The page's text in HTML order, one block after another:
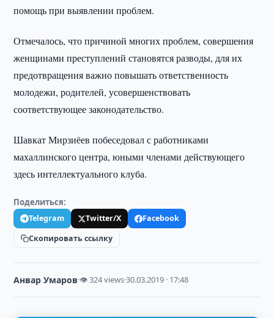
помощь при выявлении проблем.
Отмечалось, что причиной многих проблем, совершения
женщинами преступлений становятся разводы, для их
предотвращения важно повышать ответственность
молодежи, родителей, усовершенствовать
соответствующее законодательство.
Шавкат Мирзиёев побеседовал с работниками
махаллинского центра, юными членами действующего
здесь интеллектуального клуба.
Поделиться:
Telegram Twitter/X
Facebook
Скопировать ссылку
Анвар Умаров·👁 324 views·30.03.2019 · 17:48